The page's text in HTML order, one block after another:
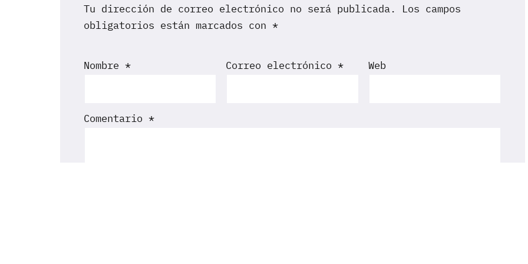
Tu dirección de correo electrónico no será publicada.
Los campos
obligatorios están marcados con *
Nombre * Correo electrónico* Web
Comentario *